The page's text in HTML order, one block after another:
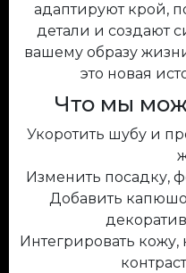
адаптируют крой,
детали и создают
вашему образу
это новая
Что мы
Укоротить шубу и
Изменить посадку,
Добавить
Интегрировать